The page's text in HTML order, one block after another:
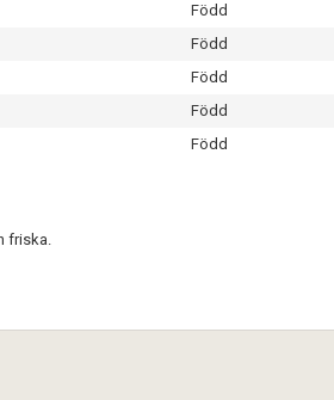
Född
Född
Född
Född
Född
friska.